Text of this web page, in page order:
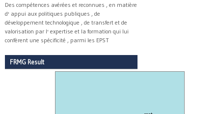
Des compétences avérées et reconnues , en matière
d' appui aux politiques publiques , de
développement technologique , de transfert et de
valorisation par l' expertise et la formation qui lui
confèrent une spécificité , parmi les EPST
FRMG Result